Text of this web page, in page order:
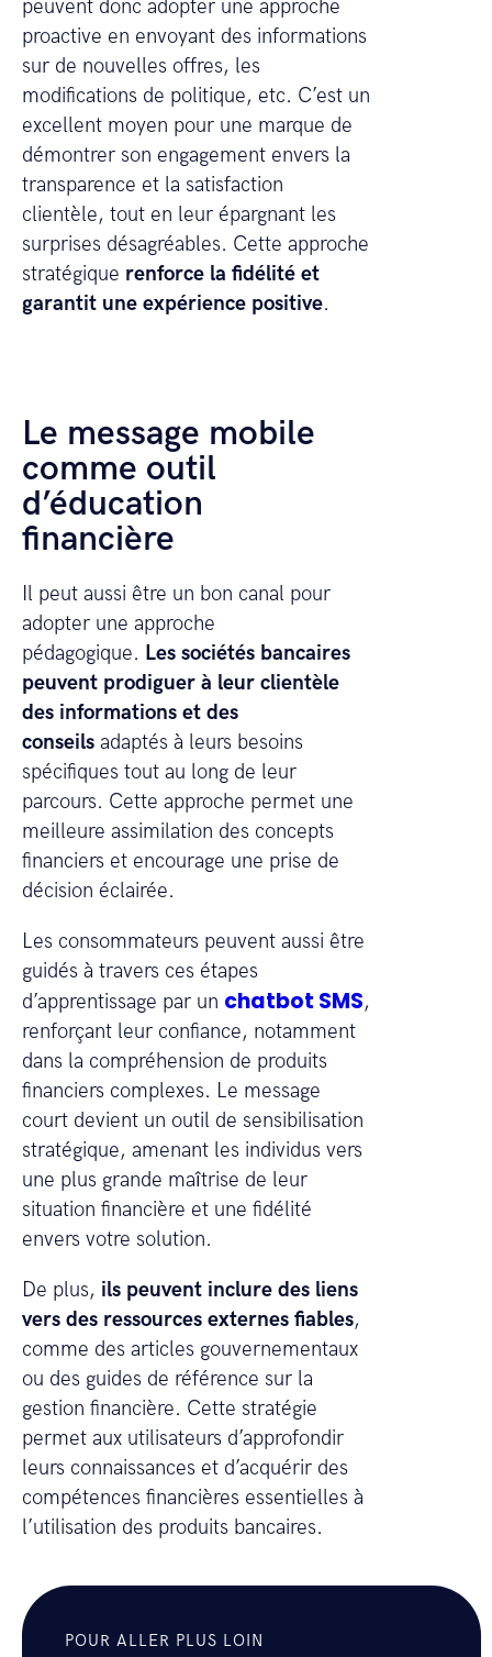
peuvent donc adopter une approche
proactive en envoyant des informations
sur de nouvelles offres, les
modifications de politique, etc. C’est un
excellent moyen pour une marque de
démontrer son engagement envers la
transparence et la satisfaction
clientèle, tout en leur épargnant les
surprises désagréables. Cette approche
stratégique renforce la fidélité et
garantit une expérience positive.
Le message mobile
comme outil
d’éducation
financière
Il peut aussi être un bon canal pour
adopter une approche
pédagogique. Les sociétés bancaires
peuvent prodiguer à leur clientèle
des informations et des
conseils adaptés à leurs besoins
spécifiques tout au long de leur
parcours. Cette approche permet une
meilleure assimilation des concepts
financiers et encourage une prise de
décision éclairée.
Les consommateurs peuvent aussi être
guidés à travers ces étapes
d’apprentissage par un chatbot SMS,
renforçant leur confiance, notamment
dans la compréhension de produits
financiers complexes. Le message
court devient un outil de sensibilisation
stratégique, amenant les individus vers
une plus grande maîtrise de leur
situation financière et une fidélité
envers votre solution.
De plus, ils peuvent inclure des liens
vers des ressources externes fiables,
comme des articles gouvernementaux
ou des guides de référence sur la
gestion financière. Cette stratégie
permet aux utilisateurs d’approfondir
leurs connaissances et d’acquérir des
compétences financières essentielles à
l’utilisation des produits bancaires.
POUR ALLER PLUS LOIN